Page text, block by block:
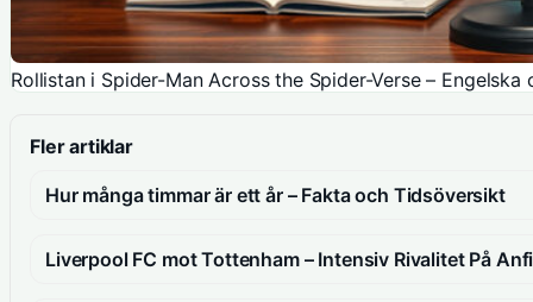
Rollistan i Spider-Man Across the Spider-Verse – Engelska
Fler artiklar
Hur många timmar är ett år – Fakta och Tidsöversikt
Liverpool FC mot Tottenham – Intensiv Rivalitet På